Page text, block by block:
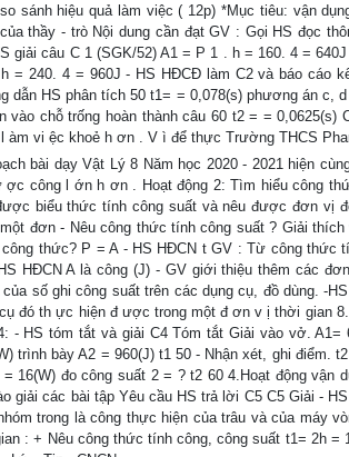
sánh hiệu quả làm việc ( 12p) *Mục tiêu: vận
thầy - trò Nội dung cần đạt GV : Gọi HS đọc
giải câu C 1 (SGK/52) A1 = P 1 . h = 160. 4 =
= 240. 4 = 960J - HS HĐCĐ làm C2 và báo cáo
dẫn HS phân tích 50 t1= = 0,078(s) phương án c,
vào chỗ trống hoàn thành câu 60 t2 = =
l àm vi ệc khoẻ h ơn . V ì để thực Trường THCS
bài dạy Vật Lý 8 Năm học 2020 - 2021 hiện
ợc công l ớn h ơn . Hoạt động 2: Tìm hiểu công
biểu thức tính công suất và nêu được đơn vị
đơn - Nêu công thức tính công suất ? Giải
thức? P = A - HS HĐCN t GV : Từ công thức
HĐCN A là công (J) - GV giới thiệu thêm các
của số ghi công suất trên các dụng cụ, đồ dùng. -
đó th ực hiện đ ược trong một đ ơn v ị thời gian
- HS tóm tắt và giải C4 Tóm tắt Giải vào vở.
trình bày A2 = 960(J) t1 50 - Nhận xét, ghi điểm.
16(W) đo công suất 2 = ? t2 60 4.Hoạt động vận
giải các bài tập Yêu cầu HS trả lời C5 C5 Giải -
trong là công thực hiện của trâu và của máy
: + Nêu công thức tính công, công suất t1= 2h